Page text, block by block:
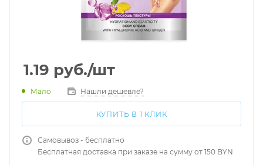
1.19 руб./шт
Мало Нашли дешевле?
КУПИТЬ В 1 КЛИК
Самовывоз - бесплатно
Бесплатная доставка при заказе на сумму от 150 BYN